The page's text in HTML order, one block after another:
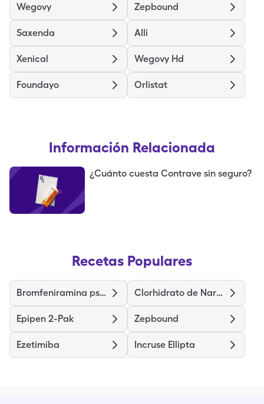
Wegovy Zepbound
Saxenda Alli
Xenical Wegovy Hd
Foundayo Orlistat
Información Relacionada
¿Cuánto cuesta Contrave sin seguro?
Recetas Populares
Bromfeniramina pseudoefedrina dextrometorfano Clorhidrato de Naratriptán
Epipen 2-Pak Zepbound
Ezetimiba Incruse Ellipta